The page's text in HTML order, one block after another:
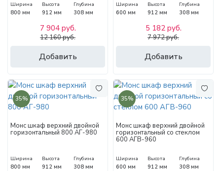
Ширина
800 мм
Высота
912 мм
Глубина
308 мм
Добавить
7 904 руб.
12 160 руб.
Ширина
600 мм
Высота
912 мм
Глубина
308 мм
Добавить
5 182 руб.
7 972 руб.
35%
Монс шкаф верхний двойной
горизонтальный 800 АГ-980
Ширина
800 мм
Высота
912 мм
Глубина
308 мм
35%
Монс шкаф верхний двойной
горизонтальный со стеклом
600 АГВ-960
Ширина
600 мм
Высота
912 мм
Глубина
308 мм